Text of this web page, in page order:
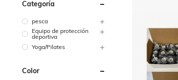
Categoría
pesca
Equipo de protección
deportiva
Yoga/Pilates
Color